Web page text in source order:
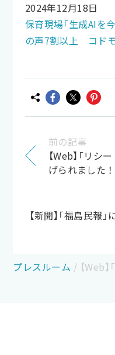
2024年12月18日
保育現場「生成AIを
の声7割以上 コド
前の記事
【Web】「リシ
げられました！
【新聞】「福島民報
プレスルーム / 【Web